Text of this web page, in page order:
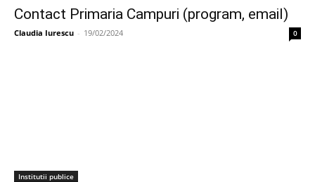
Contact Primaria Campuri (program, email)
Claudia Iurescu - 19/02/2024 0
Institutii publice